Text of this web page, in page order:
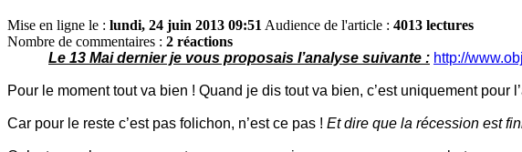
Mise en ligne le : lundi, 24 juin 2013 09:51 Audience de l'article : 4013 lectures
Nombre de commentaires : 2 réactions
Le 13 Mai dernier je vous proposais l’analyse suivante : http://
Pour le moment tout va bien ! Quand je dis tout va bien, c’est uniquement pour
Car pour le reste c’est pas folichon, n’est ce pas ! Et dire que la récession est